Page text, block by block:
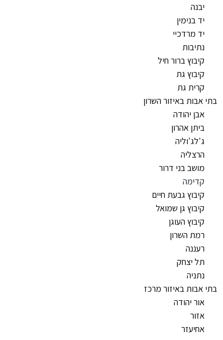
יבנה
יד בנימין
יד מרדכיי
נתיבות
קיבוץ ברור חיל
קיבוץ גת
קרית גת
בתי אבות באיזור השרון
אבן יהודה
ביתן אהרון
ג'לג'וליה
הרצליה
מושב בני דרור
קדימה
קיבוץ גבעת חיים
קיבוץ גן שמואל
קיבוץ העוגן
רמת השרון
רעננה
תל יצחק
נתניה
בתי אבות באיזור מרכז
אור יהודה
אזור
אחיעזר